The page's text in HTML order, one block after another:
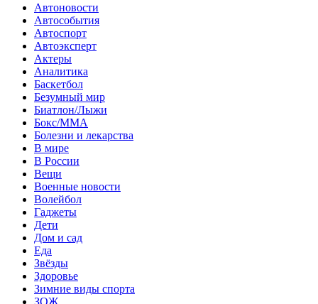
Автоновости
Автособытия
Автоспорт
Автоэксперт
Актеры
Аналитика
Баскетбол
Безумный мир
Биатлон/Лыжи
Бокс/MMA
Болезни и лекарства
В мире
В России
Вещи
Военные новости
Волейбол
Гаджеты
Дети
Дом и сад
Еда
Звёзды
Здоровье
Зимние виды спорта
ЗОЖ